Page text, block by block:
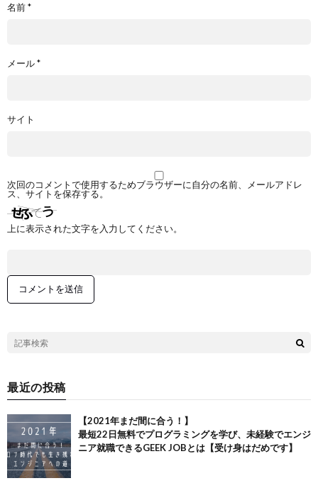
名前*
メール*
サイト
次回のコメントで使用するためブラウザーに自分の名前、メールアドレ
ス、サイトを保存する。
上に表示された文字を入力してください。
最近の投稿
【2021年まだ間に合う！】
最短22日無料でプログラミングを学び、未経験でエンジ
ニア就職できるGEEK JOBとは【受け身はだめです】